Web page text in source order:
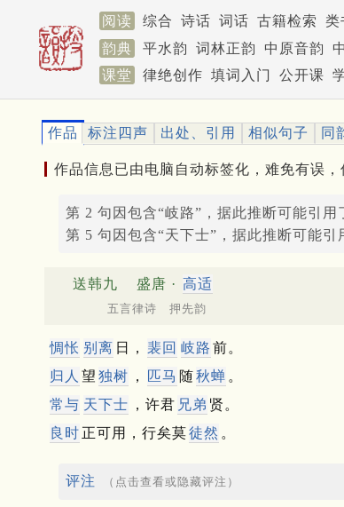
阅读 综合 诗话 词话 古籍检索 类
韵典
平水韵 词林正韵 中原音韵
课堂
律绝创作 填词入门 公开课
作品 标注四声 出处、引用 相似句子 同
作品信息已由电脑自动标签化，难免有误，
第 2 句因包含“岐路”，据此推断可能引用
第 5 句因包含“天下士”，据此推断可能引
送韩九 盛唐 · 高适
五言律诗 押先韵
惆怅 别离 日， 裴回 岐路 前。
归人 望 独树 ， 匹马 随秋蝉 。
常与 天下士 ，许君 兄弟 贤。
良时 正可用，行矣莫徒然 。
评注 （点击查看或隐藏评注）